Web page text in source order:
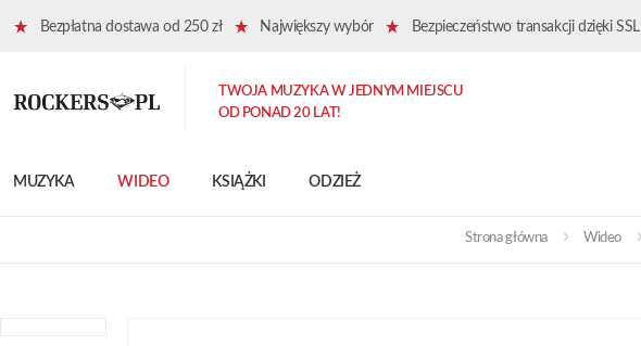
Bezpłatna dostawa od 250 zł Największy wybór Bezpieczeństwo transakcji dzięki SSL
MUZYKA WIDEO KSIĄŻKI ODZIEŻ
TWOJA MUZYKA W JEDNYM MIEJSCU
OD PONAD 20 LAT!
Strona główna Wideo